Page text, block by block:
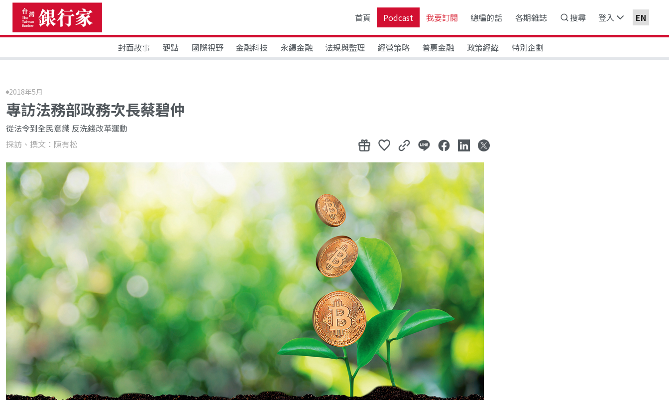
首頁 Podcast 我要訂閱 總編的話 各期雜誌 搜尋 登入 EN
封面故事 觀點 國際視野 金融科技 永續金融 法規與監理 經營策略 普惠金融 政策經緯 特別企劃
2018年5月
專訪法務部政務次長蔡碧仲
從法令到全民意識 反洗錢改革運動
採訪、撰文：陳有松